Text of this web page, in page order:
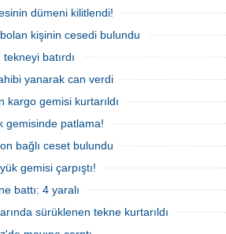
dümeni kilitlendi!
kişinin cesedi bulundu
batırdı
yanarak can verdi
kargo gemisi kurtarıldı
gemisinde patlama!
bağlı ceset bulundu
gemisi çarpıştı!
battı: 4 yaralı
sürüklenen tekne kurtarıldı